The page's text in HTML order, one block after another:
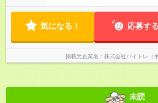
気になる！ 応募する
掲載元企業名 株式会社バイトレ（
未読